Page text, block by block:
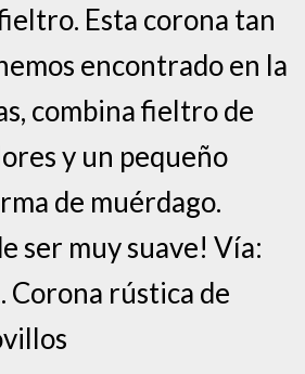
Esta corona tan
encontrado en la
combina fieltro de
y un pequeño
de muérdago.
ser muy suave! Vía:
Corona rústica de